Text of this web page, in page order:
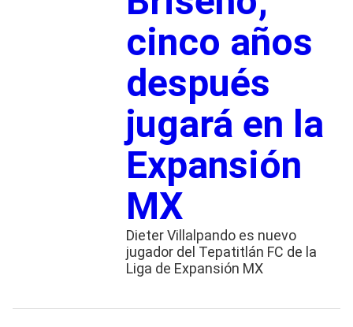
cinco años
después
jugará en la
Expansión
MX
Dieter Villalpando es nuevo
jugador del Tepatitlán FC de la
Liga de Expansión MX